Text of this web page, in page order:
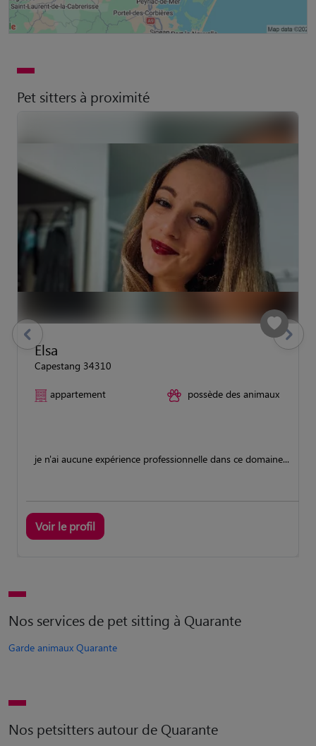
Pet sitters à proximité
Elsa
Capestang 34310
appartement possède des animaux
je n'ai aucune expérience professionnelle dans ce domaine...
Voir le profil
previous Suivant
Nos services de pet sitting à Quarante
Garde animaux Quarante
Nos petsitters autour de Quarante